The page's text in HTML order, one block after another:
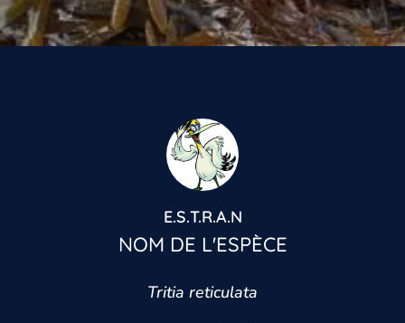
E.S.T.R.A.N
NOM DE L'ESPÈCE
Tritia reticulata